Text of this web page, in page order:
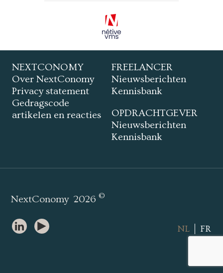
NEXTCONOMY
Over NextConomy
Privacy statement
Gedragscode
artikelen en reacties
FREELANCER
Nieuwsberichten
Kennisbank
OPDRACHTGEVER
Nieuwsberichten
Kennisbank
NextConomy 2026©
NL FR